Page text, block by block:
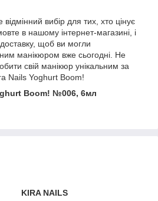
вибір для тих, хто цінує
в нашому інтернет-магазині, і
щоб ви могли
манікюром вже сьогодні. Не
свій манікюр унікальним за
Nails Yoghurt Boom!
Boom! №006, 6мл
KIRA NAILS